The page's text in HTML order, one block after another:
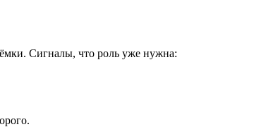
Сигналы, что роль уже нужна: